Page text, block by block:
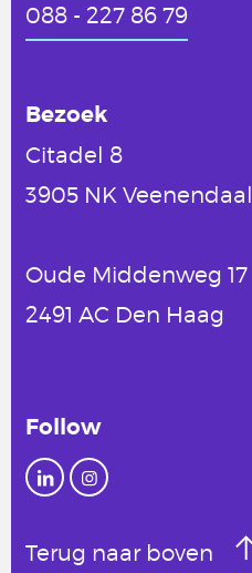
088 - 227 86 79
Bezoek
Citadel 8
3905 NK Veenendaal
Oude Middenweg 17
2491 AC Den Haag
Follow
Terug naar boven